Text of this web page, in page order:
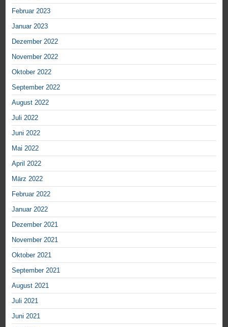
Februar 2023
Januar 2023
Dezember 2022
November 2022
Oktober 2022
September 2022
August 2022
Juli 2022
Juni 2022
Mai 2022
April 2022
März 2022
Februar 2022
Januar 2022
Dezember 2021
November 2021
Oktober 2021
September 2021
August 2021
Juli 2021
Juni 2021